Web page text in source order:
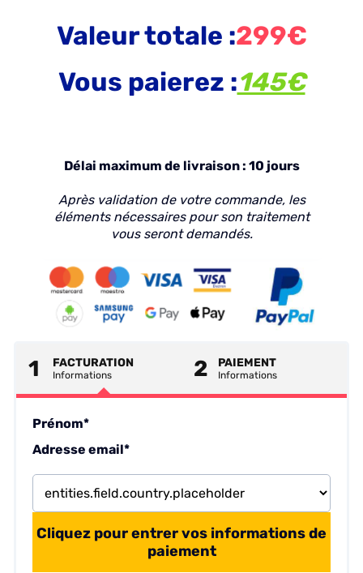
Valeur totale :299€
Vous paierez :145€
Délai maximum de livraison : 10 jours
Après validation de votre commande, les
éléments nécessaires pour son traitement
vous seront demandés.
1 FACTURATION
Informations 2 PAIEMENT
Informations
Prénom*
Adresse email*
Cliquez pour entrer vos informations de
paiement